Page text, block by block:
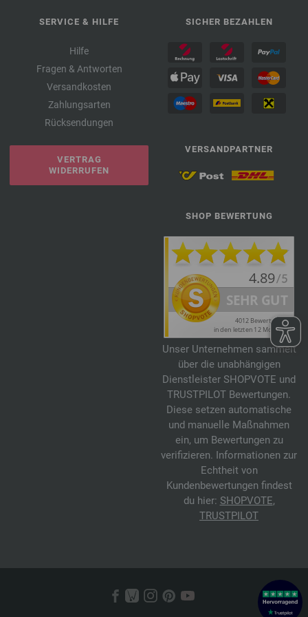
SERVICE & HILFE
Hilfe
Fragen & Antworten
Versandkosten
Zahlungsarten
Rücksendungen
VERTRAG
WIDERRUFEN
SICHER BEZAHLEN
VERSANDPARTNER
SHOP BEWERTUNG
Unser Unternehmen sammelt
über die unabhängigen
Dienstleister SHOPVOTE und
TRUSTPILOT Bewertungen.
Diese setzen automatische
und manuelle Maßnahmen
ein, um Bewertungen zu
verifizieren. Informationen zur
Echtheit von
Kundenbewertungen findest
du hier: SHOPVOTE,
TRUSTPILOT